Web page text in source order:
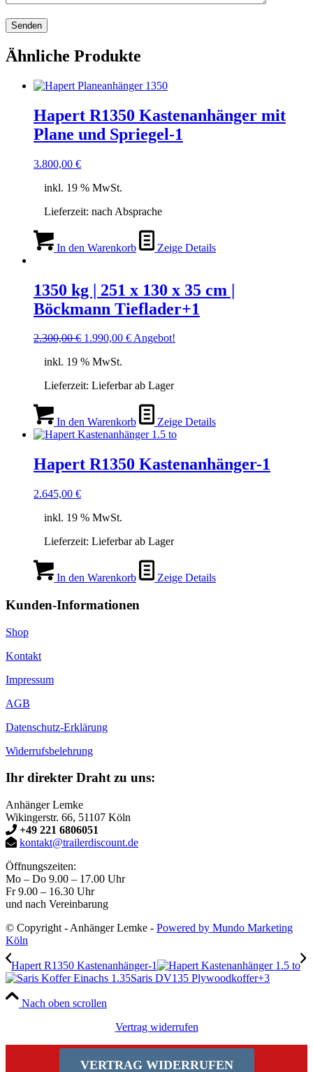
Ähnliche Produkte
Hapert R1350 Kastenanhänger mit
Plane und Spriegel-1
3.800,00 €
inkl. 19 % MwSt.
Lieferzeit: nach Absprache
In den Warenkorb Zeige Details
1350 kg | 251 x 130 x 35 cm |
Böckmann Tieflader+1
2.300,00€ Ursprünglicher
war:
1.990,00 €Aktueller
Angebot!
inkl. 19 % MwSt.
Lieferzeit: Lieferbar ab Lager
In den Warenkorb Zeige Details
Hapert R1350 Kastenanhänger-1
2.645,00 €
inkl. 19 % MwSt.
Lieferzeit: Lieferbar ab Lager
In den Warenkorb Zeige Details
Kunden-Informationen
Shop
Kontakt
Impressum
AGB
Datenschutz-Erklärung
Widerrufsbelehrung
Ihr direkter Draht zu uns:
Anhänger Lemke
Wikingerstr. 66, 51107 Köln
+49 221 6806051
kontakt@trailerdiscount.de
Öffnungszeiten:
Mo – Do 9.00 – 17.00 Uhr
Fr 9.00 – 16.30 Uhr
und nach Vereinbarung
© Copyright - Anhänger Lemke - Powered by Mundo Marketing
Köln
Hapert R1350 Kastenanhänger-1
Saris DV135 Plywoodkoffer+3
Nach oben scrollen
Vertrag widerrufen
VERTRAG WIDERRUFEN